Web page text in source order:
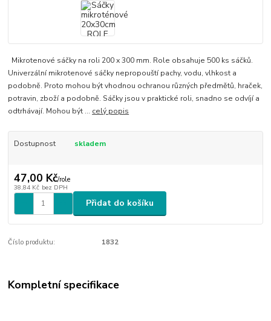
Mikrotenové sáčky na roli 200 x 300 mm. Role obsahuje 500 ks sáčků.
Univerzální mikrotenové sáčky nepropouští pachy, vodu, vlhkost a
podobně. Proto mohou být vhodnou ochranou různých předmětů, hraček,
potravin, zboží a podobně. Sáčky jsou v praktické roli, snadno se odvíjí a
odtrhávají. Mohou být ... celý popis
Dostupnost skladem
47,00 Kč/role
38,84 Kč bez DPH
Přidat do košíku
Číslo produktu: 1832
Kompletní specifikace